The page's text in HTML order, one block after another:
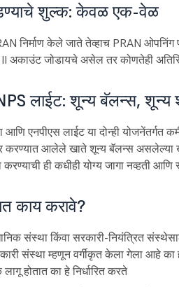
शुल्क: केवळ एक-वेळ
निर्माण केले जाते तेव्हाच PRAN
II अकाउंट जोडायचे असेल तर कोणतेही
लाईट: शून्य बॅलन्स,
एनपीएस लाईट या दोन्ही योजनेंतर्गत
करण्यात आलेले खाते शून्य बॅलन्स असलेल्या
ही कधीही योग्य जागा नव्हती
काय करावे?
संस्था किंवा सरकारी-नियंत्रित
संस्था म्हणून वर्गीकृत केला गेला आहे
होतात का हे निर्धारित करते